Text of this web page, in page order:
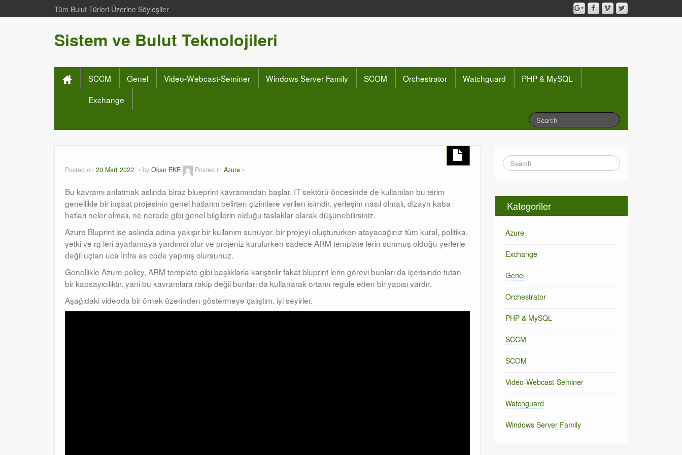
Tüm Bulut Türleri Üzerine Söyleşiler
Sistem ve Bulut Teknolojileri
SCCM Genel Video-Webcast-Seminer Windows Server Family SCOM Orchestrator Watchguard
PHP & MySQL
Exchange
Posted on 20 Mart 2022 by Okan EKE Posted in Azure
Bu kavramı anlatmak aslında biraz blueprint kavramından başlar. IT sektörü öncesinde de kullanılan bu terim
genellikle bir inşaat projesinin genel hatlarını belirten çizimlere verilen isimdir. yerleşim nasıl olmalı, dizayn kaba
hatları neler olmalı, ne nerede gibi genel bilgilerin olduğu taslaklar olarak düşünebilirsiniz.
Azure Bluprint ise aslında adına yakışır bir kullanım sunuyor. bir projeyi oluştururken atayacağınız tüm kural, politika,
yetki ve rg leri ayarlamaya yardımcı olur ve projeniz kurulurken sadece ARM template lerin sunmuş olduğu yerlerle
değil uçtan uca Infra as code yapmış olursunuz.
Genellikle Azure policy, ARM template gibi başlıklarla karıştırılır fakat bluprint lerin görevi bunları da içerisinde tutan
bir kapsayıcılıktır. yani bu kavramlara rakip değil bunları da kullanarak ortamı regule eden bir yapısı vardır.
Aşağıdaki videoda bir örnek üzerinden göstermeye çalıştım. iyi seyirler.
Kategoriler
Azure
Exchange
Genel
Orchestrator
PHP & MySQL
SCCM
SCOM
Video-Webcast-Seminer
Watchguard
Windows Server Family